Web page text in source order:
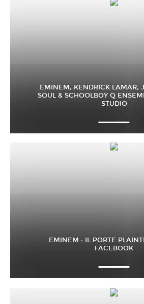
EMINEM, KENDRICK LAMAR,
SOUL & SCHOOLBOY Q
STUDIO
EMINEM : IL PORTE
FACEBOOK